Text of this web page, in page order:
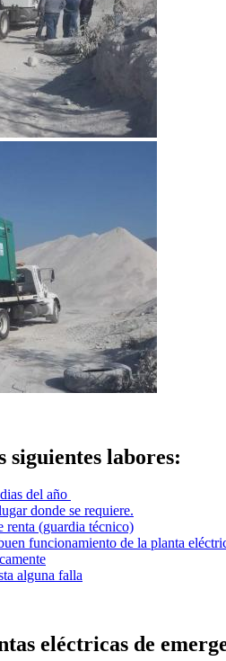
siguientes labores:
del año
donde se requiere.
renta (guardia técnico)
funcionamiento de la planta
alguna falla
eléctricas de